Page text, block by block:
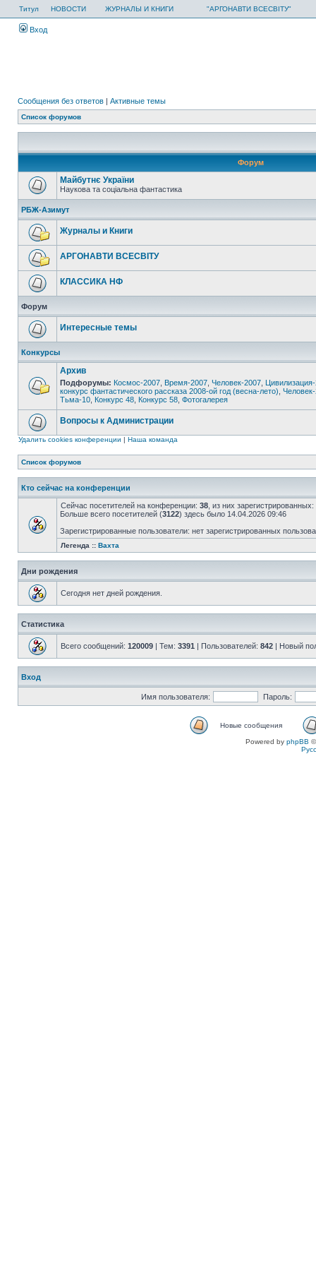
Титул НОВОСТИ ЖУРНАЛЫ И КНИГИ "АРГОНАВТИ ВСЕСВІТУ"
Вход
Сообщения без ответов | Активные темы
Список форумов
Форум
Майбутнє України
Наукова та соціальна фантастика
РБЖ-Азимут
Журналы и Книги
АРГОНАВТИ ВСЕСВIТУ
КЛАССИКА НФ
Форум
Интересные темы
Конкурсы
Архив
Подфорумы: Космос-2007 Время-2007 Человек-2007
конкурс фантастического рассказа 2008-ой год (весна-лето)
Тьма-10 Конкурс 48 Конкурс 58 Фотогалерея
Вопросы к Администрации
Удалить cookies конференции | Наша команда
Список форумов
Кто сейчас на конференции
Сейчас посетителей на конференции: 38 , из них
Больше всего посетителей (3122) здесь было 14.04.2026 09:46
Зарегистрированные пользователи: нет зарегистрированных
Легенда :: Вахта
Дни рождения
Сегодня нет дней рождения.
Статистика
Всего сообщений: 120009 | Тем: 3391 | Пользователей: 842 | Новый
Вход
Имя пользователя: Пароль:
Новые сообщения
Powered by phpBB